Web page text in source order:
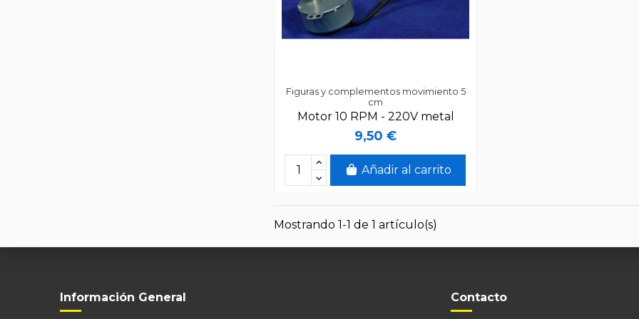
Figuras y complementos movimiento 5
cm
Motor 10 RPM - 220V metal
9,50 €
Añadir al carrito
Mostrando 1-1 de 1 artículo(s)
Información General Contacto